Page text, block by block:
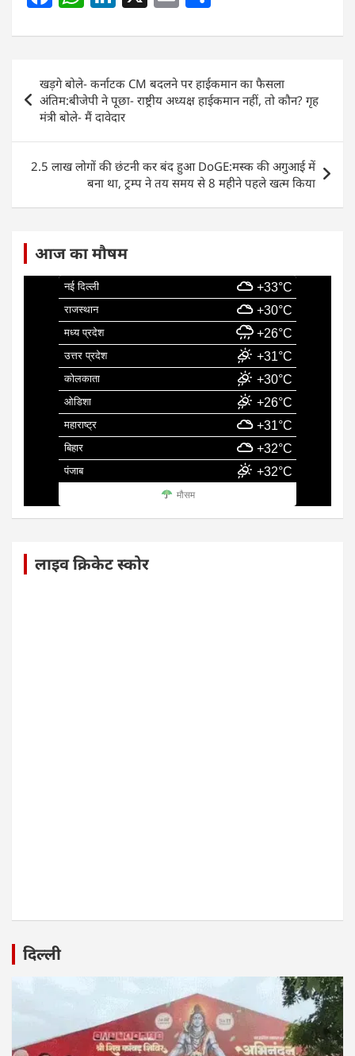
c
e
b
o
o
k
at
s
A
p
p
k
e
dI
n
ai
l
ar
e
navigation
खड़गे बोले- कर्नाटक CM बदलने पर हाईकमान का फैसला
अंतिम:बीजेपी ने पूछा- राष्ट्रीय अध्यक्ष हाईकमान नहीं, तो कौन? गृह
मंत्री बोले- मैं दावेदार
2.5 लाख लोगों की छंटनी कर बंद हुआ DoGE:मस्क की अगुआई में
बना था, ट्रम्प ने तय समय से 8 महीने पहले खत्म किया
आज का मौषम
नई दिल्ली +33°C
राजस्थान +30°C
मध्य प्रदेश +26°C
उत्तर प्रदेश +31°C
कोलकाता +30°C
ओडिशा +26°C
महाराष्ट्र +31°C
बिहार +32°C
पंजाब +32°C
मौसम
लाइव क्रिकेट स्कोर
दिल्ली